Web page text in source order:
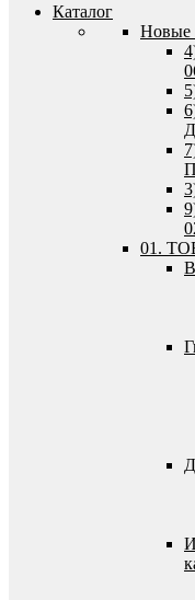
Каталог
Новые
01.